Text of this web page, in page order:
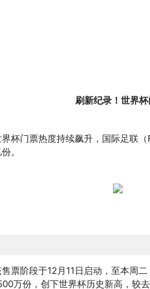
刷新纪录！世界
杯门票热度持续飙升，国际足联
。
票阶段于12月11日启动，至本周
万份，创下世界杯历史新高，较